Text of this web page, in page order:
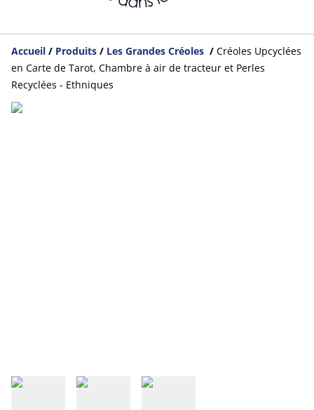
Accueil / Produits / Les Grandes Créoles / Créoles Upcyclées
en Carte de Tarot, Chambre à air de tracteur et Perles
Recyclées - Ethniques